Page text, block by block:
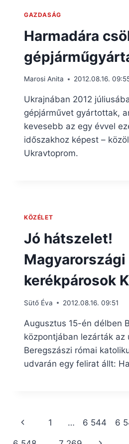
GAZDASÁG
Harmadára
Marosi Anita 2012.08.16.
Ukrajnában 2012
gépjárművet gyártottak,
kevesebb az egy évvel
időszakhoz képest –
Ukravtoprom.
KÖZÉLET
Jó hátszelet!
Magyarországi
kerékpárosok
Sütő Éva 2012.08.16. 09:51
Augusztus 15-én délben
központjában lezárták az
Beregszászi római
udvarán egy felirat állt:
Page
Previous
Page
1 … 6 544 6